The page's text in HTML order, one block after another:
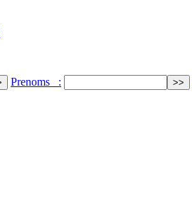
Prenoms :